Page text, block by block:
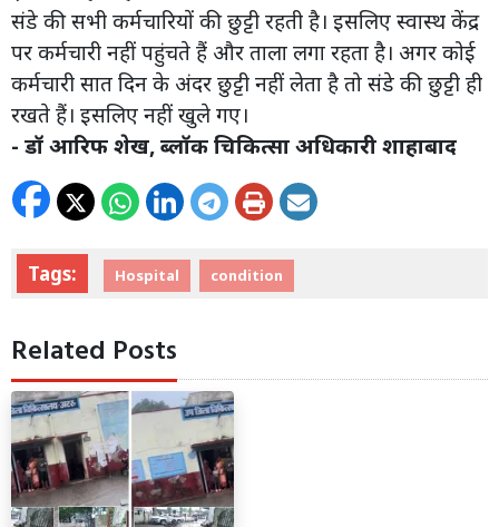
संडे की सभी कर्मचारियों की छुट्टी रहती है। इसलिए स्वास्थ केंद्र
पर कर्मचारी नहीं पहुंचते हैं और ताला लगा रहता है। अगर कोई
कर्मचारी सात दिन के अंदर छुट्टी नहीं लेता है तो संडे की छुट्टी ही
रखते हैं। इसलिए नहीं खुले गए।
- डॉ आरिफ शेख, ब्लॉक चिकित्सा अधिकारी शाहाबाद
Tags: Hospital condition
Related Posts